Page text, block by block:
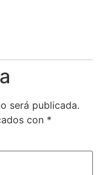
será publicada.
con *